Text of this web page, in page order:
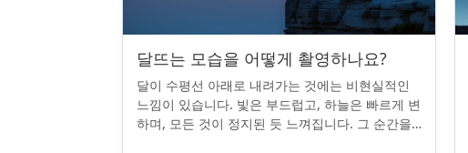
달뜨는 모습을 어떻게 촬영하나요?
달이 수평선 아래로 내려가는 것에는 비현실적인
느낌이 있습니다. 빛은 부드럽고, 하늘은 빠르게 변
하며, 모든 것이 정지된 듯 느껴집니다. 그 순간을